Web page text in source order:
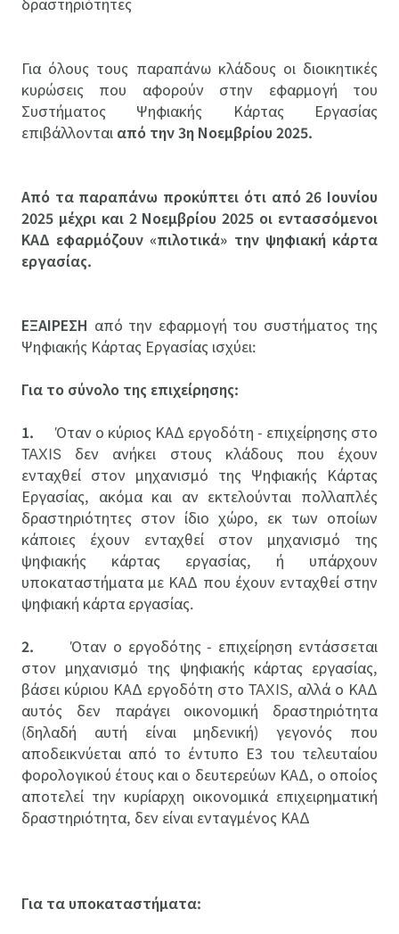
δραστηριότητες
Για όλους τους παραπάνω κλάδους οι διοικητικές
κυρώσεις που αφορούν στην εφαρμογή του
Συστήματος Ψηφιακής Κάρτας Εργασίας
επιβάλλονται από την 3η Νοεμβρίου 2025.
Από τα παραπάνω προκύπτει ότι από 26 Ιουνίου
2025 μέχρι και 2 Νοεμβρίου 2025 οι εντασσόμενοι
ΚΑΔ εφαρμόζουν «πιλοτικά» την ψηφιακή κάρτα
εργασίας.
ΕΞΑΙΡΕΣΗ από την εφαρμογή του συστήματος της
Ψηφιακής Κάρτας Εργασίας ισχύει:
Για το σύνολο της επιχείρησης:
1.
Όταν ο κύριος ΚΑΔ εργοδότη - επιχείρησης στο
TAXIS δεν ανήκει στους κλάδους που έχουν
ενταχθεί στον μηχανισμό της Ψηφιακής Κάρτας
Εργασίας, ακόμα και αν εκτελούνται πολλαπλές
δραστηριότητες στον ίδιο χώρο, εκ των οποίων
κάποιες έχουν ενταχθεί στον μηχανισμό της
ψηφιακής κάρτας εργασίας, ή υπάρχουν
υποκαταστήματα με ΚΑΔ που έχουν ενταχθεί στην
ψηφιακή κάρτα εργασίας.
2.
Όταν ο εργοδότης - επιχείρηση εντάσσεται
στον μηχανισμό της ψηφιακής κάρτας εργασίας,
βάσει κύριου ΚΑΔ εργοδότη στο TAXIS, αλλά ο ΚΑΔ
αυτός δεν παράγει οικονομική δραστηριότητα
(δηλαδή αυτή είναι μηδενική) γεγονός που
αποδεικνύεται από το έντυπο Ε3 του τελευταίου
φορολογικού έτους και ο δευτερεύων ΚΑΔ, ο οποίος
αποτελεί την κυρίαρχη οικονομικά επιχειρηματική
δραστηριότητα, δεν είναι ενταγμένος ΚΑΔ
Για τα υποκαταστήματα: